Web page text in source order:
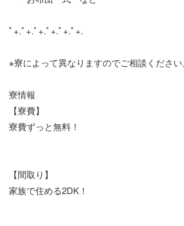
ﾟ+.ﾟ+.ﾟ+.ﾟ+.ﾟ+.ﾟ+.
※寮によって異なりますのでご相談ください
寮情報
【寮費】
寮費ずっと無料！
【間取り】
家族で住める2DK！